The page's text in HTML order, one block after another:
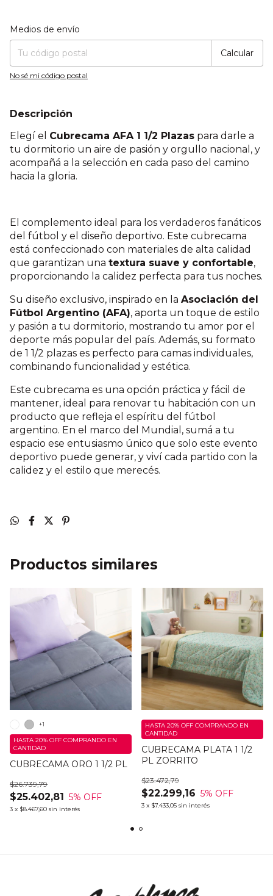
Entregas para el CP:
Medios de envío
Calcular
No sé mi código postal
Descripción
Elegí el Cubrecama AFA 1 1/2 Plazas para darle a
tu dormitorio un aire de pasión y orgullo nacional, y
acompañá a la selección en cada paso del camino
hacia la gloria.
El complemento ideal para los verdaderos fanáticos
del fútbol y el diseño deportivo. Este cubrecama
está confeccionado con materiales de alta calidad
que garantizan una textura suave y confortable,
proporcionando la calidez perfecta para tus noches.
Su diseño exclusivo, inspirado en la Asociación del
Fútbol Argentino (AFA), aporta un toque de estilo
y pasión a tu dormitorio, mostrando tu amor por el
deporte más popular del país. Además, su formato
de 1 1/2 plazas es perfecto para camas individuales,
combinando funcionalidad y estética.
Este cubrecama es una opción práctica y fácil de
mantener, ideal para renovar tu habitación con un
producto que refleja el espíritu del fútbol
argentino. En el marco del Mundial, sumá a tu
espacio ese entusiasmo único que solo este evento
deportivo puede generar, y viví cada partido con la
calidez y el estilo que merecés.
Productos similares
CUBRECAMA ORO 1 1/2 PL
$25.402,81
$26.739,79
5% OFF
3 x $8.467,60 sin interés
HASTA 20% OFF COMPRANDO EN
CANTIDAD
+1
CUBRECAMA PLATA 1 1/2
PL ZORRITO
$22.299,16
$23.472,79
5% OFF
3 x $7.433,05 sin interés
HASTA 20% OFF COMPRANDO EN
CANTIDAD